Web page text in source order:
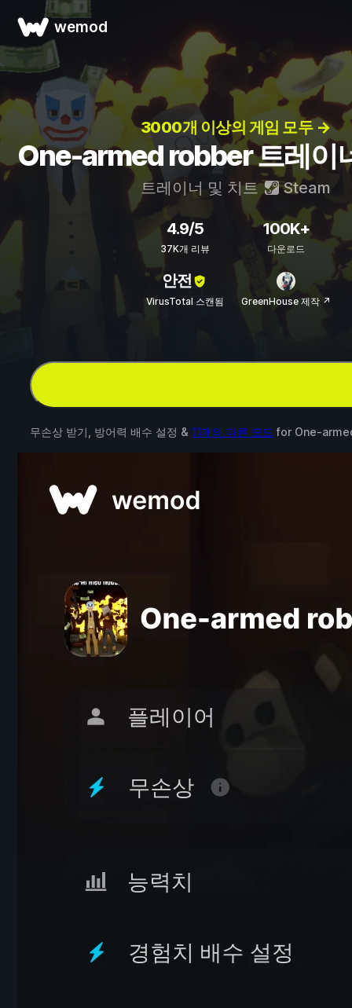
wemod
3000개 이상의 게임 모두 →
One-armed robber 트레이
트레이너 및 치트 Steam
4.9/5
37K개 리뷰
100K+
다운로드
안전
VirusTotal 스캔됨 GreenHouse 제작 ↗
무손상 받기, 방어력 배수 설정 & 11개의 다른 모드 for One-